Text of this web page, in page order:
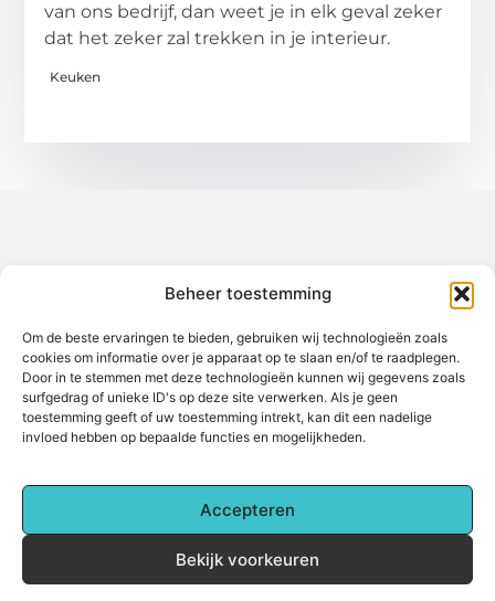
Beheer toestemming
Om de beste ervaringen te bieden, gebruiken wij technologieën zoals
cookies om informatie over je apparaat op te slaan en/of te raadplegen.
Door in te stemmen met deze technologieën kunnen wij gegevens zoals
surfgedrag of unieke ID's op deze site verwerken. Als je geen
toestemming geeft of uw toestemming intrekt, kan dit een nadelige
invloed hebben op bepaalde functies en mogelijkheden.
Accepteren
Bekijk voorkeuren
van ons bedrijf, dan weet je in elk geval zeker
dat het zeker zal trekken in je interieur.
Keuken
Jouw gids voor inspiratie en tips uit het dagelijks leven.
Ontdek een brede verzameling blogs en artikelen die je helpen
om het meeste uit elke dag te halen, met praktische adviezen
en verrassende inzichten.
Bericht categorie
Main Links